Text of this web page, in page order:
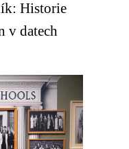
Historie
v datech